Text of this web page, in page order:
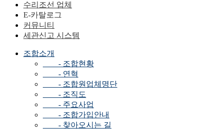
수리조선 업체
E-카탈로그
커뮤니티
세관신고 시스템
조합소개
- 조합현황
- 연혁
- 조합원업체명단
- 조직도
- 주요사업
- 조합가입안내
- 찾아오시는 길